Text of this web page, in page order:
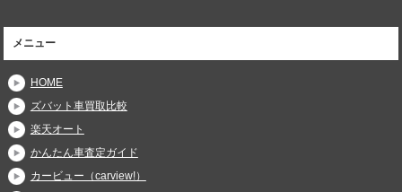
メニュー
HOME
ズバット車買取比較
楽天オート
かんたん車査定ガイド
カービュー（carview!）